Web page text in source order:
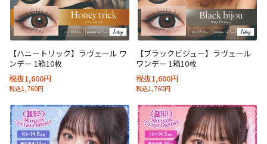
【ハニートリック】ラヴェール ワ
ンデー 1箱10枚
税抜1,600円
税込1,760円
【ブラックビジュー】ラヴェール
ワンデー 1箱10枚
税抜1,600円
税込1,760円